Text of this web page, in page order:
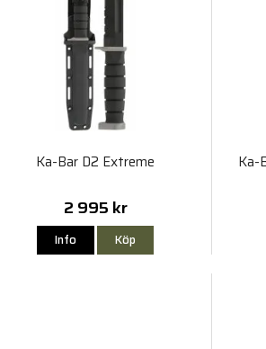
Ka-Bar D2 Extreme
2 995 kr
Info Köp
Ka-